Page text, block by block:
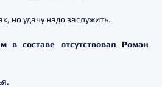
но удачу надо заслужить.
составе отсутствовал Роман